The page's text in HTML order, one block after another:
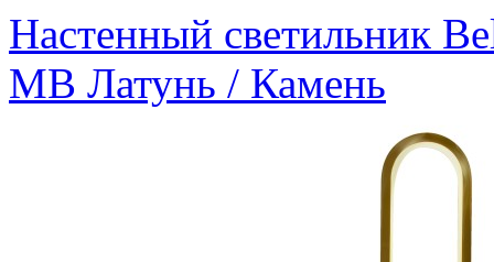
Настенный светильник
MB Латунь / Камень